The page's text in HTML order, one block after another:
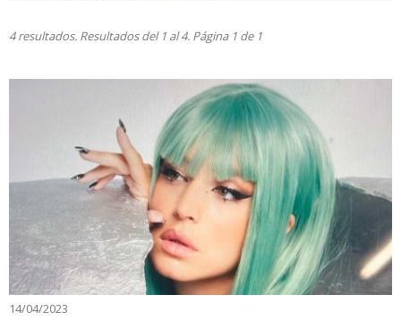
4 resultados. Resultados del 1 al 4. Página 1 de 1
14/04/2023